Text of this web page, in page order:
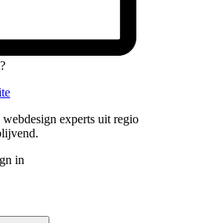
experts uit regio
in